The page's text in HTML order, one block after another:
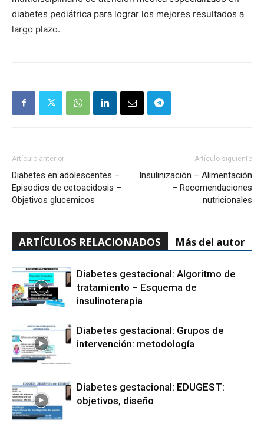
diabetes pediátrica para lograr los mejores resultados a
largo plazo.
Artículo anterior
Diabetes en adolescentes –
Episodios de cetoacidosis –
Objetivos glucemicos
Artículo siguiente
Insulinización – Alimentación
– Recomendaciones
nutricionales
ARTÍCULOS RELACIONADOS Más del autor
Diabetes gestacional: Algoritmo de
tratamiento – Esquema de
insulinoterapia
Diabetes gestacional: Grupos de
intervención: metodología
Diabetes gestacional: EDUGEST:
objetivos, diseño